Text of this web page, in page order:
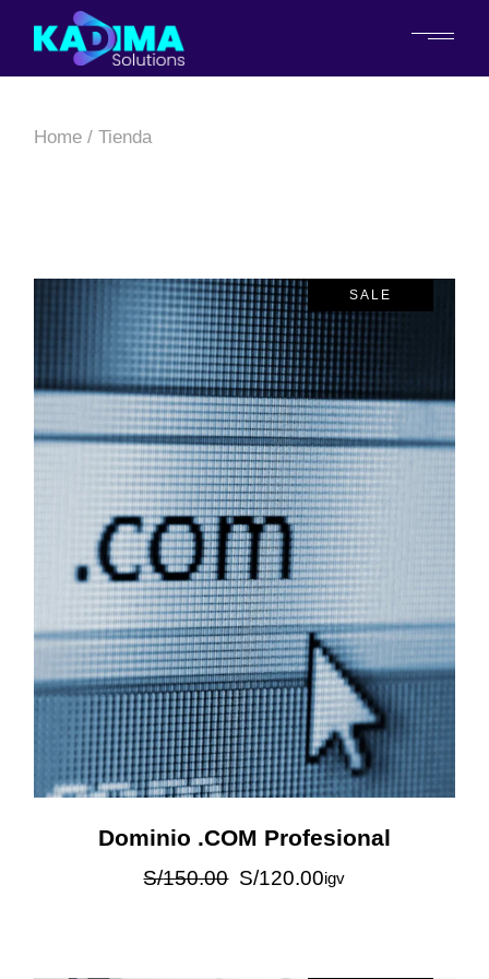
Home Tienda
SALE
Dominio .COM Profesional
S/150.00 S/120.00igv